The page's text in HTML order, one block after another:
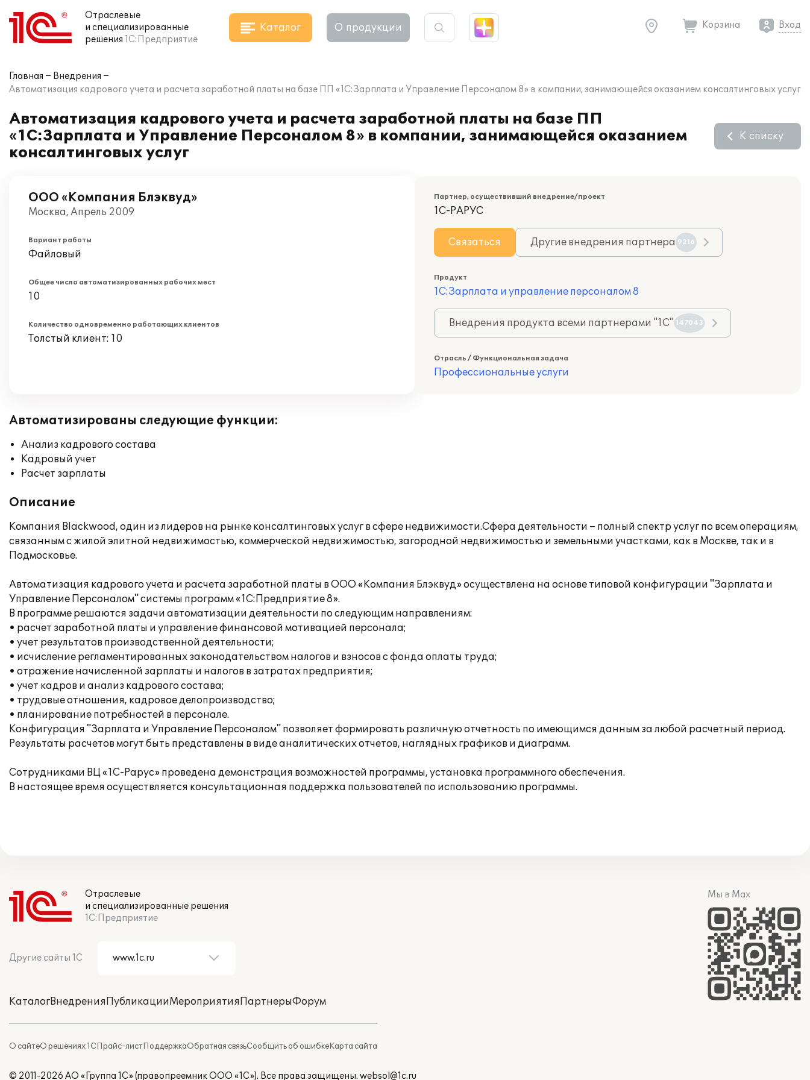
Отраслевые
и специализированные
решения 1С:Предприятие
Каталог О продукции Корзина Вход
Главная
Внедрения
Автоматизация кадрового учета и расчета заработной платы на базе ПП «1С:Зарплата и Управление Персоналом 8» в компании, занимающейся оказанием консалтинговых услуг
Автоматизация кадрового учета и расчета заработной платы на базе ПП
«1С:Зарплата и Управление Персоналом 8» в компании, занимающейся оказанием
консалтинговых услуг
К списку
ООО «Компания Блэквуд»
Москва, Апрель 2009
Вариант работы
Файловый
Общее число автоматизированных рабочих мест
10
Количество одновременно работающих клиентов
Толстый клиент: 10
Партнер, осуществивший внедрение/проект
1С-РАРУС
Связаться Другие внедрения партнера 9216
Продукт
1С:Зарплата и управление персоналом 8
Внедрения продукта всеми партнерами "1С" 147043
Отрасль / Функциональная задача
Профессиональные услуги
Автоматизированы следующие функции:
Анализ кадрового состава
Кадровый учет
Расчет зарплаты
Описание
Компания Blackwood, один из лидеров на рынке консалтинговых услуг в сфере недвижимости.Сфера деятельности – полный спектр услуг по всем операциям,
связанным с жилой элитной недвижимостью, коммерческой недвижимостью, загородной недвижимостью и земельными участками, как в Москве, так и в
Подмосковье.
Автоматизация кадрового учета и расчета заработной платы в ООО «Компания Блэквуд» осуществлена на основе типовой конфигурации "Зарплата и
Управление Персоналом" системы программ «1С:Предприятие 8».
В программе решаются задачи автоматизации деятельности по следующим направлениям:
• расчет заработной платы и управление финансовой мотивацией персонала;
• учет результатов производственной деятельности;
• исчисление регламентированных законодательством налогов и взносов с фонда оплаты труда;
• отражение начисленной зарплаты и налогов в затратах предприятия;
• учет кадров и анализ кадрового состава;
• трудовые отношения, кадровое делопроизводство;
• планирование потребностей в персонале.
Конфигурация "Зарплата и Управление Персоналом" позволяет формировать различную отчетность по имеющимся данным за любой расчетный период.
Результаты расчетов могут быть представлены в виде аналитических отчетов, наглядных графиков и диаграмм.
Сотрудниками ВЦ «1С-Рарус» проведена демонстрация возможностей программы, установка программного обеспечения.
В настоящее время осуществляется консультационная поддержка пользователей по использованию программы.
Отраслевые
и специализированные решения
1С:Предприятие
Другие сайты 1С
КаталогВнедренияПубликацииМероприятияПартнерыФорум
О сайтеО решениях 1СПрайс-листПоддержкаОбратная связьСообщить об ошибкеКарта сайта
Мы в Max
© 2011-2026 АО «Группа 1С» (правопреемник ООО «1С»). Все права защищены. websol@1c.ru